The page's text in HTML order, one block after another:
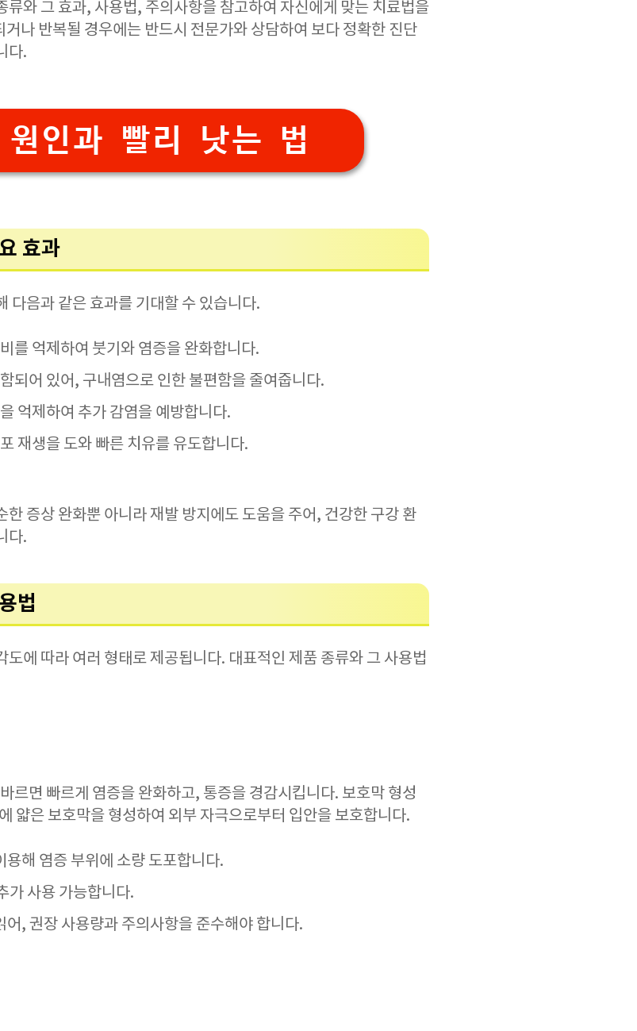
류와 그 효과, 사용법, 주의사항을 참고하여 자신에게 맞는 치료법을
나 반복될 경우에는 반드시 전문가와 상담하여 보다 정확한 진단
다.
원인과 빨리 낫는 법
효과
다음과 같은 효과를 기대할 수 있습니다.
를 억제하여 붓기와 염증을 완화합니다.
되어 있어, 구내염으로 인한 불편함을 줄여줍니다.
억제하여 추가 감염을 예방합니다.
재생을 도와 빠른 치유를 유도합니다.
한 증상 완화뿐 아니라 재발 방지에도 도움을 주어, 건강한 구강 환
다.
법
도에 따라 여러 형태로 제공됩니다. 대표적인 제품 종류와 그 사용법
르면 빠르게 염증을 완화하고, 통증을 경감시킵니다. 보호막 형성
얇은 보호막을 형성하여 외부 자극으로부터 입안을 보호합니다.
해 염증 부위에 소량 도포합니다.
가 사용 가능합니다.
어, 권장 사용량과 주의사항을 준수해야 합니다.